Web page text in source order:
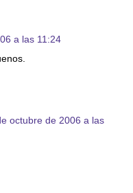
a las 11:24
octubre de 2006 a las